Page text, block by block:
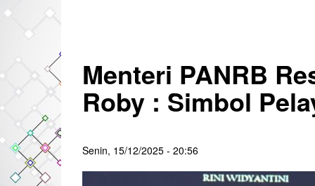
Menteri PANRB
Roby : Simbol
Senin, 15/12/2025 - 20:56